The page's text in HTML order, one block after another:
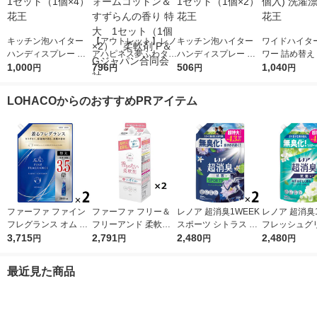
キッチン泡ハイター
ハンディスプレー 付
替用400mL 1セット
1,000円
【アウトレット】レノ
アハピネス夢ふわタッ
チウォームコットン＆
2） 柔軟剤 P＆Gジ
796円
キッチン泡ハイター
ハンディスプレー 付
替用400mL 1セット
506円
ワイドハイタ
ワー 詰め替
1セット（2個入)
1,040円
LOHACOからのおすすめPRアイテム
ファーファ ファイン
フレグランス オム 詰
め替え 特大 2000mL
3,715円
ファーファ フリー＆
フリーアンド 柔軟剤
無香料 詰め替え 1500
2,791円
レノア 超消臭1WEEK
スポーツ シトラス 詰
め替え 超特大 1380m
2,480円
レノア 超消
フレッシュグ
香り 詰め替え
2,480円
最近見た商品